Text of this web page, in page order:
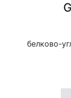
белково-